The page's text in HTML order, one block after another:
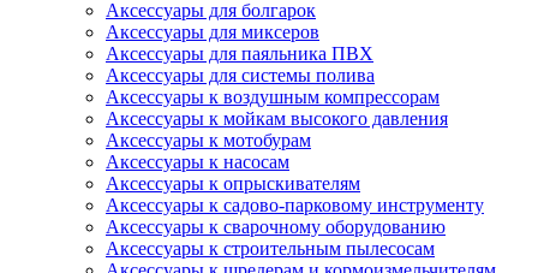
Аксессуары для болгарок
Аксессуары для миксеров
Аксессуары для паяльника ПВХ
Аксессуары для системы полива
Аксессуары к воздушным компрессорам
Аксессуары к мойкам высокого давления
Аксессуары к мотобурам
Аксессуары к насосам
Аксессуары к опрыскивателям
Аксессуары к садово-парковому инструменту
Аксессуары к сварочному оборудованию
Аксессуары к строительным пылесосам